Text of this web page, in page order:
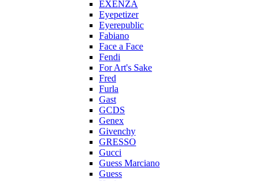
EXENZA
Eyepetizer
Eyerepublic
Fabiano
Face a Face
Fendi
For Art's Sake
Fred
Furla
Gast
GCDS
Genex
Givenchy
GRESSO
Gucci
Guess Marciano
Guess